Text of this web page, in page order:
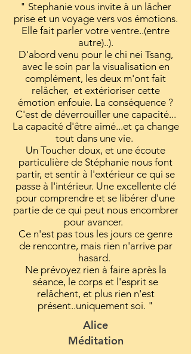
" Stephanie vous invite à un lâcher
prise et un voyage vers vos émotions.
Elle fait parler votre ventre..(entre
autre)..).
D'abord venu pour le chi nei Tsang,
avec le soin par la visualisation en
complément, les deux m'ont fait
relâcher, et extérioriser cette
émotion enfouie. La conséquence ?
C'est de déverrouiller une capacité...
La capacité d'être aimé...et ça change
tout dans une vie.
Un Toucher doux, et une écoute
particulière de Stéphanie nous font
partir, et sentir à l'extérieur ce qui se
passe à l'intérieur. Une excellente clé
pour comprendre et se libérer d'une
partie de ce qui peut nous encombrer
pour avancer.
Ce n'est pas tous les jours ce genre
de rencontre, mais rien n'arrive par
hasard.
Ne prévoyez rien à faire après la
séance, le corps et l'esprit se
relâchent, et plus rien n'est
présent..uniquement soi. "
Alice
Méditation